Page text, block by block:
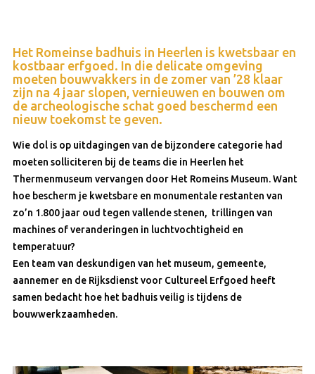
Het Romeinse badhuis in Heerlen is kwetsbaar en
kostbaar erfgoed. In die delicate omgeving
moeten bouwvakkers in de zomer van ’28 klaar
zijn na 4 jaar slopen, vernieuwen en bouwen om
de archeologische schat goed beschermd een
nieuw toekomst te geven.
Wie dol is op uitdagingen van de bijzondere categorie had
moeten solliciteren bij de teams die in Heerlen het
Thermenmuseum vervangen door Het Romeins Museum. Want
hoe bescherm je kwetsbare en monumentale restanten van
zo’n 1.800 jaar oud tegen vallende stenen, trillingen van
machines of veranderingen in luchtvochtigheid en
temperatuur?
Een team van deskundigen van het museum, gemeente,
aannemer en de Rijksdienst voor Cultureel Erfgoed heeft
samen bedacht hoe het badhuis veilig is tijdens de
bouwwerkzaamheden.